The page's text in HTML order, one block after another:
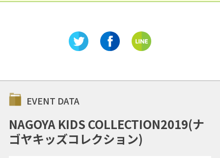
EVENT DATA
NAGOYA KIDS COLLECTION2019(ナ
ゴヤキッズコレクション)